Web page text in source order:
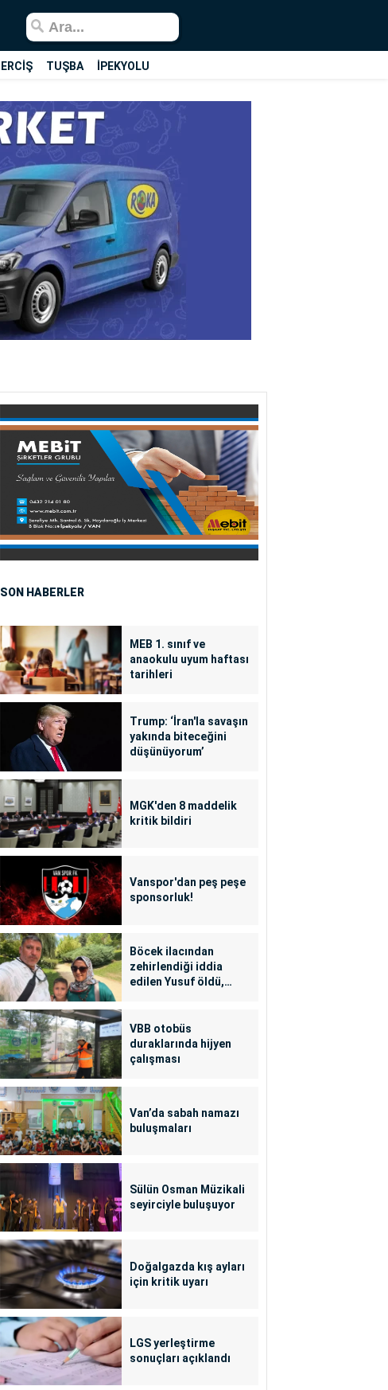
ERCİŞ TUŞBA İPEKYOLU
SON HABERLER
MEB 1. sınıf ve
anaokulu uyum haftası
tarihleri
Trump: ‘İran'la savaşın
yakında biteceğini
düşünüyorum’
MGK'den 8 maddelik
kritik bildiri
Vanspor'dan peş peşe
sponsorluk!
Böcek ilacından
zehirlendiği iddia
edilen Yusuf öldü,
VBB otobüs
duraklarında hijyen
çalışması
Van’da sabah namazı
buluşmaları
Sülün Osman Müzikali
seyirciyle buluşuyor
Doğalgazda kış ayları
için kritik uyarı
LGS yerleştirme
sonuçları açıklandı